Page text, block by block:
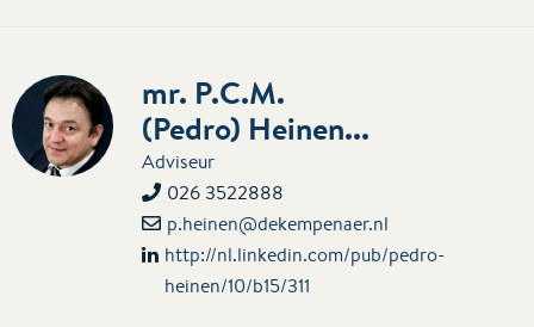
mr. P.C.M.
(Pedro) Heinen...
Adviseur
026 3522888
p.heinen@dekempenaer.nl
http://nl.linkedin.com/pub/pedro-
heinen/10/b15/311